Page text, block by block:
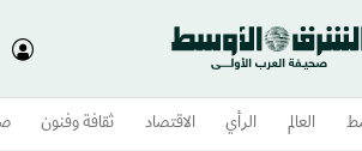
العالم الرأي الاقتصاد ثقافة وفنون